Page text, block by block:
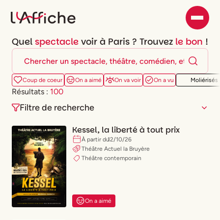
Quel spectacle voir à Paris ? Trouvez le bon !
Coup de coeur On a aimé On va voir On a vu Moliérisés
Résultats : 100
Filtre de recherche
Lun. Mar.
Peu importe
Kessel, la liberté à tout prix
À partir du12/10/26
Théâtre Actuel la Bruyère
Théâtre contemporain
On a aimé